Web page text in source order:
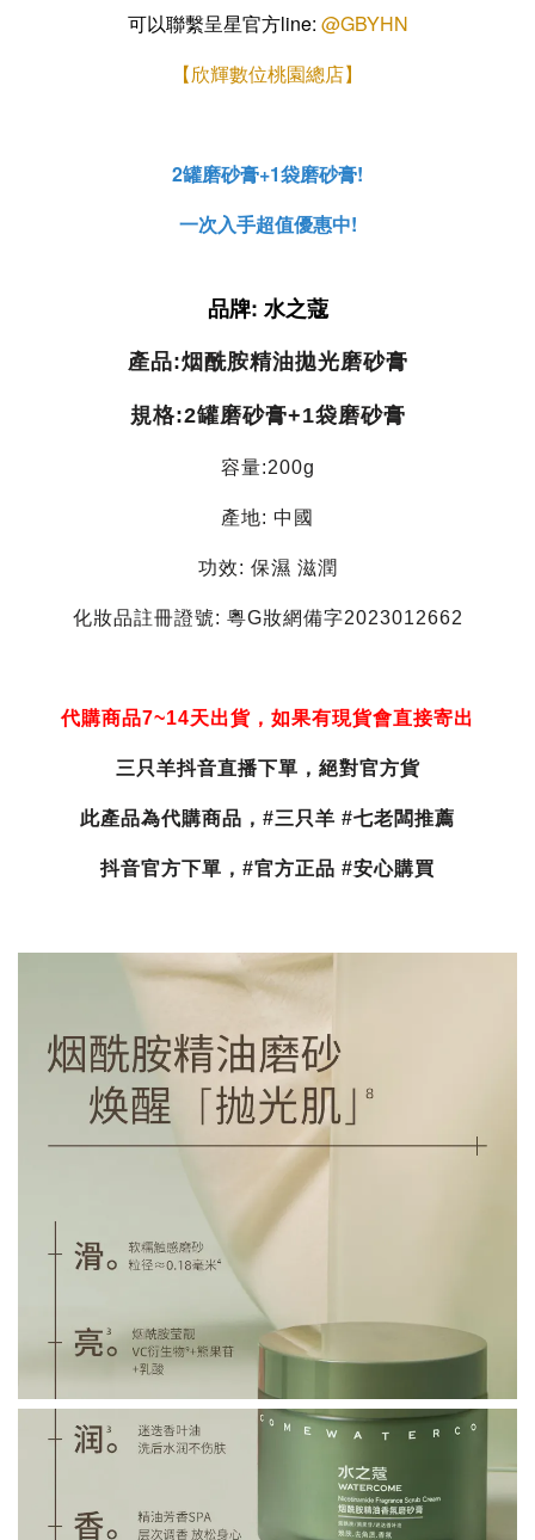
可以聯繫呈星官方line: @GBYHN
【欣輝數位桃園總店】
2罐磨砂膏+1袋磨砂膏!
一次入手超值優惠中!
品牌: 水之蔻
產品:烟酰胺精油拋光磨砂膏
規格:2罐磨砂膏+1袋磨砂膏
容量:200g
產地: 中國
功效: 保濕 滋潤
化妝品註冊證號: 粵G妝網備字2023012662
代購商品7~14天出貨，如果有現貨會直接寄出
三只羊抖音直播下單，絕對官方貨
此產品為代購商品，#三只羊 #七老闆推薦
抖音官方下單，#官方正品 #安心購買